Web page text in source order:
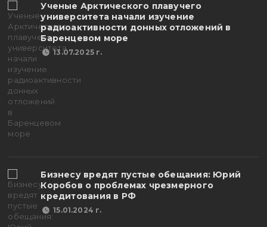
Ученые Арктического плавучего
университета начали изучение
радиоактивности донных отложений в
Баренцевом море
13.07.2025 г.
Бизнесу вредят пустые обещания: Юрий
Коробов о проблемах чрезмерного
кредитования в РФ
15.01.2024 г.